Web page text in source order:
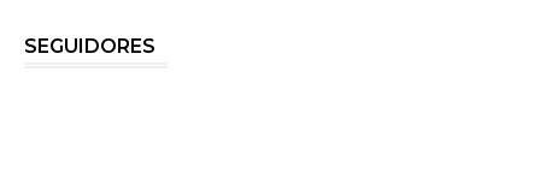
SEGUIDORES